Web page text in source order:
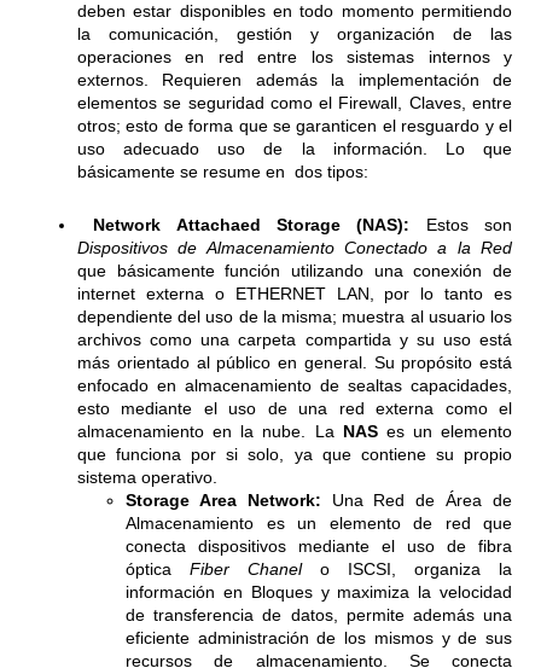
deben estar disponibles en todo momento permitiendo
la comunicación, gestión y organización de las
operaciones en red entre los sistemas internos y
externos. Requieren además la implementación de
elementos se seguridad como el Firewall, Claves, entre
otros; esto de forma que se garanticen el resguardo y el
uso adecuado uso de la información. Lo que
básicamente se resume en dos tipos:
Network Attachaed Storage (NAS): Estos son
Dispositivos de Almacenamiento Conectado a la Red
que básicamente función utilizando una conexión de
internet externa o ETHERNET LAN, por lo tanto es
dependiente del uso de la misma; muestra al usuario los
archivos como una carpeta compartida y su uso está
más orientado al público en general. Su propósito está
enfocado en almacenamiento de sealtas capacidades,
esto mediante el uso de una red externa como el
almacenamiento en la nube. La NAS es un elemento
que funciona por si solo, ya que contiene su propio
sistema operativo.
Storage Area Network: Una Red de Área de
Almacenamiento es un elemento de red que
conecta dispositivos mediante el uso de fibra
óptica Fiber Chanel o ISCSI, organiza la
información en Bloques y maximiza la velocidad
de transferencia de datos, permite además una
eficiente administración de los mismos y de sus
recursos de almacenamiento. Se conecta